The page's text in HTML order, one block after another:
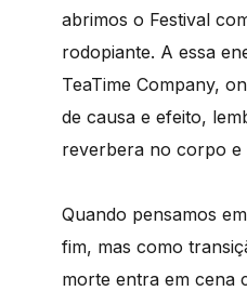
abrimos o Festival
rodopiante. A essa
TeaTime Company,
de causa e efeito,
reverbera no corpo e
Quando pensamos
fim, mas como
morte entra em cena